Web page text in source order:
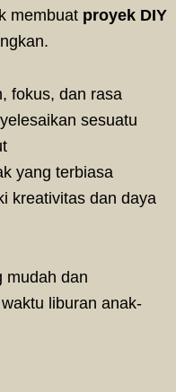
membuat proyek DIY
fokus, dan rasa
sesuatu
yang terbiasa
kreativitas dan daya
mudah dan
liburan anak-